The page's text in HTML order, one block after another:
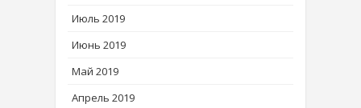
Июль 2019
Июнь 2019
Май 2019
Апрель 2019